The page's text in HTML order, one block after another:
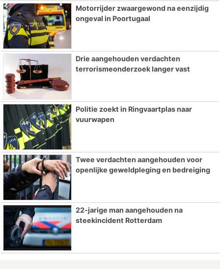
Motorrijder zwaargewond na eenzijdig
ongeval in Poortugaal
Drie aangehouden verdachten
terrorismeonderzoek langer vast
Politie zoekt in Ringvaartplas naar
vuurwapen
Twee verdachten aangehouden voor
openlijke geweldpleging en bedreiging
22-jarige man aangehouden na
steekincident Rotterdam